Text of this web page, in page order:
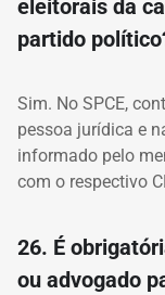
eleitorais da
partido
Sim. No SPCE,
pessoa jurídica e
informado pelo
com o respectivo
26. É
ou advogado